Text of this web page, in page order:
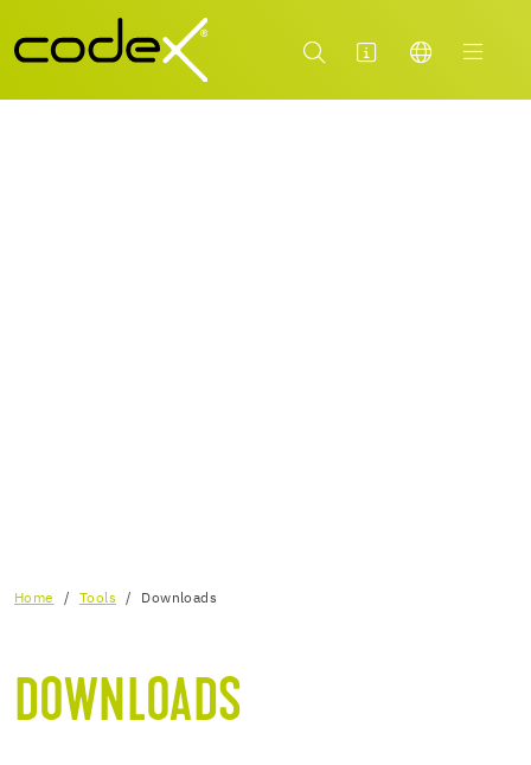
Home Tools Downloads
DOWNLOADS